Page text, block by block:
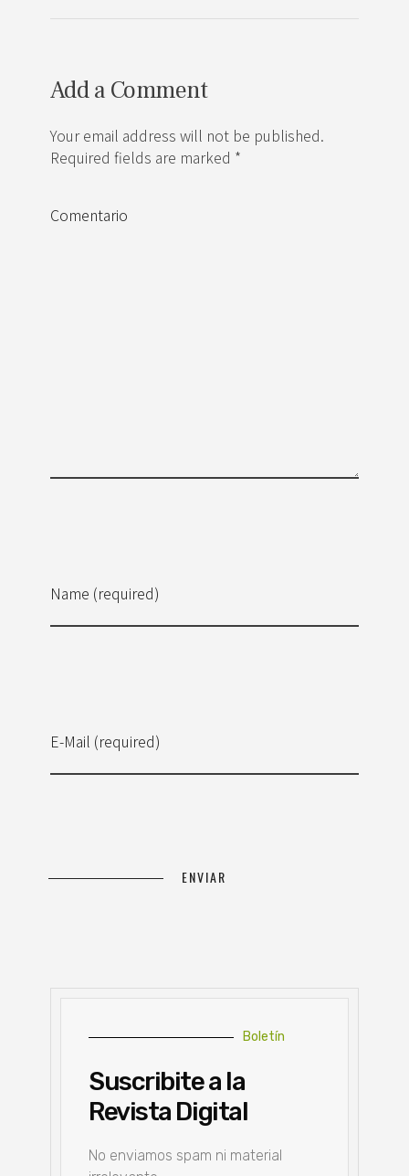
Add a Comment
Your email address will not be published.
Required fields are marked *
Name (required)
E-Mail (required)
Comentario
Boletín
Suscribite a la
Revista Digital
No enviamos spam ni material